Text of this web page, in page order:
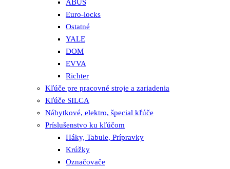
ABUS
Euro-locks
Ostatné
YALE
DOM
EVVA
Richter
Kľúče pre pracovné stroje a zariadenia
Kľúče SILCA
Nábytkové, elektro, špecial kľúče
Príslušenstvo ku kľúčom
Háky, Tabule, Prípravky
Krúžky
Označovače